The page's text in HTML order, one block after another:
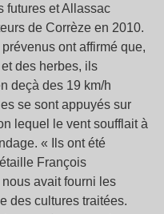
futures et Allassac
de Corrèze en 2010.
ont affirmé que,
des herbes, ils
deçà des 19 km/h
se sont appuyés sur
lequel le vent soufflait à
« Ils ont été
François
avait fourni les
des cultures traitées.